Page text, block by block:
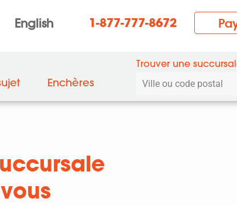
English 1-877-777-8672
Enchères
Trouver une
Rechercher